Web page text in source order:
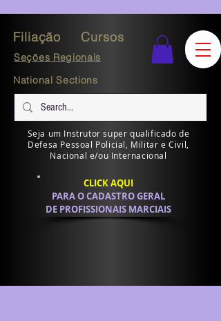
Filiação Cursos
Seções Regionais
National Sections
Seja um Instrutor super qualificado de
Defesa Pessoal Policial, Militar e Civil,
Nacional e/ou Internacional
CLICK AQUI
PARA O CADASTRO GERAL
DE PROFISSIONAIS MARCIAIS